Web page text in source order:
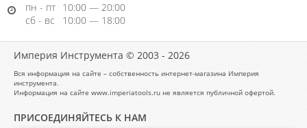
пн - пт 10:00 — 20:00
сб - вс
10:00 — 18:00
Империя Инструмента © 2003 - 2026
Вся информация на сайте – собственность интернет-магазина Империя
инструмента.
Информация на сайте www.imperiatools.ru не является публичной офертой.
ПРИСОЕДИНЯЙТЕСЬ К НАМ